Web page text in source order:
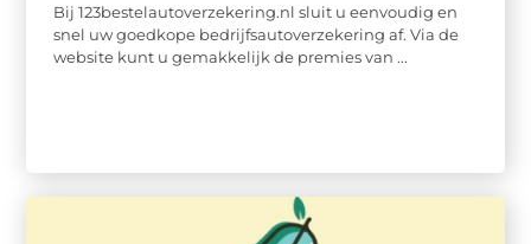
Bij 123bestelautoverzekering.nl sluit u eenvoudig en
snel uw goedkope bedrijfsautoverzekering af. Via de
website kunt u gemakkelijk de premies van ...